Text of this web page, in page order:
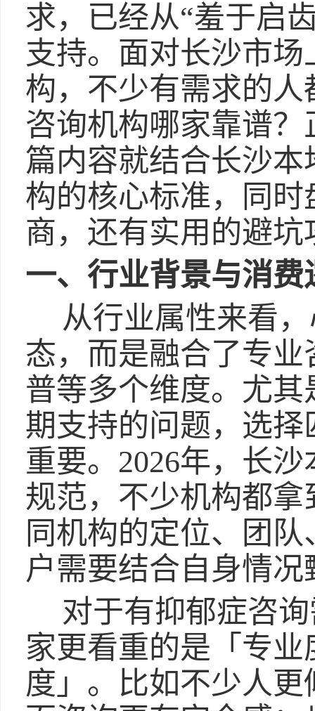
求，已经从“羞于启
支持。面对长沙市
构，不少有需求的
咨询机构哪家靠谱
篇内容就结合长沙
构的核心标准，同
商，还有实用的避
一、行业背景与消费
从行业属性来看
态，而是融合了专
普等多个维度。尤
期支持的问题，选
重要。2026年，长
规范，不少机构都
同机构的定位、团
户需要结合自身情况
对于有抑郁症咨
家更看重的是「专
度」。比如不少人